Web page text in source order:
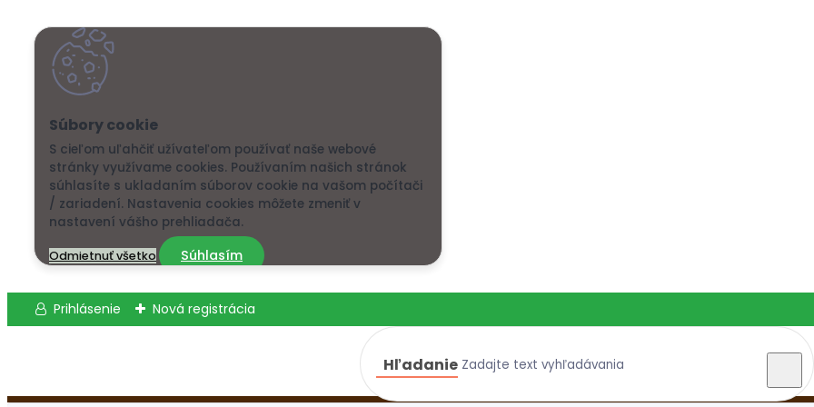
S cieľom uľahčiť užívateľom používať naše webové
stránky využívame cookies. Používaním našich stránok
súhlasíte s ukladaním súborov cookie na vašom počítači
/ zariadení. Nastavenia cookies môžete zmeniť v
nastavení vášho prehliadača.
Odmietnuť všetko Súhlasím
Prihlásenie Nová registrácia
Hľadanie